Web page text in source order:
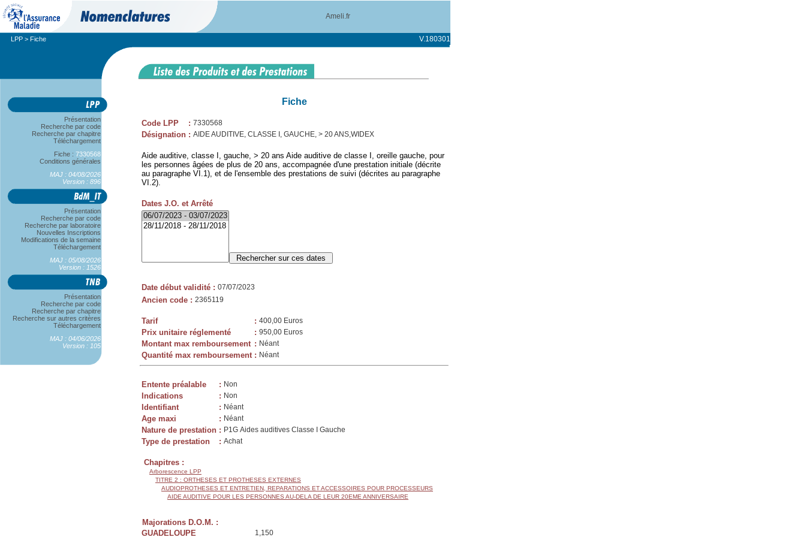
Ameli.fr
LPP > Fiche V.180301
Présentation
Recherche par code
Recherche par chapitre
Téléchargement
Fiche : 7330568
Conditions générales
MAJ : 04/08/2026
Version : 896
Présentation
Recherche par code
Recherche par laboratoire
Nouvelles Inscriptions
Modifications de la semaine
Téléchargement
MAJ : 05/08/2026
Version : 1526
Présentation
Recherche par code
Recherche par chapitre
Recherche sur autres critères
Téléchargement
MAJ : 04/06/2026
Version : 105
Fiche
Code LPP : 7330568
Désignation : AIDE AUDITIVE, CLASSE I, GAUCHE, > 20 ANS,WIDEX
Aide auditive, classe I, gauche, > 20 ans Aide auditive de classe I, oreille gauche, pour
les personnes âgées de plus de 20 ans, accompagnée d'une prestation initiale (décrite
au paragraphe VI.1), et de l'ensemble des prestations de suivi (décrites au paragraphe
VI.2).
Dates J.O. et Arrêté
Date début validité : 07/07/2023
Ancien code : 2365119
Tarif : 400,00 Euros
Prix unitaire réglementé : 950,00 Euros
Montant max remboursement : Néant
Quantité max remboursement : Néant
Entente préalable : Non
Indications : Non
Identifiant : Néant
Age maxi : Néant
Nature de prestation : P1G Aides auditives Classe I Gauche
Type de prestation : Achat
Chapitres :
Arborescence LPP
TITRE 2 : ORTHESES ET PROTHESES EXTERNES
AUDIOPROTHESES ET ENTRETIEN, REPARATIONS ET ACCESSOIRES POUR PROCESSEURS
AIDE AUDITIVE POUR LES PERSONNES AU-DELA DE LEUR 20EME ANNIVERSAIRE
Majorations D.O.M. :
GUADELOUPE
1,150